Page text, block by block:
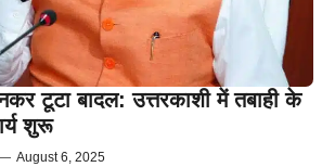
टूटा बादल: उत्तरकाशी में तबाही के
शुरू
August 6, 2025